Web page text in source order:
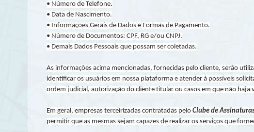
• Número de Telefone.
• Data de Nascimento.
• Informações Gerais de Dados e Formas de Pagamento.
• Número de Documentos: CPF, RG e/ou CNPJ.
• Demais Dados Pessoais que possam ser coletadas.
As informações acima mencionadas, fornecidas pelo cliente, serão
identificar os usuários em nossa plataforma e atender à possíveis
ordem judicial, autorização do cliente titular ou casos em que não haja
Em geral, empresas terceirizadas contratadas pelo Clube de
permitir que as mesmas sejam capazes de realizar os serviços que